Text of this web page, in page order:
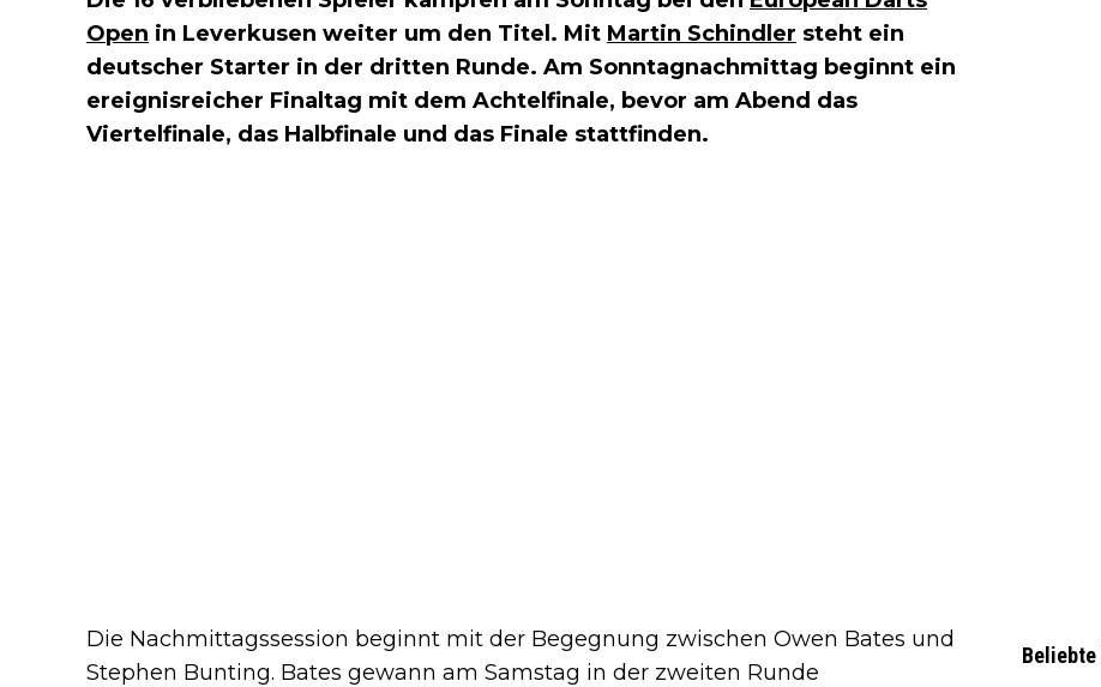
Open in Leverkusen weiter um den Titel. Mit Martin Schindler steht ein
deutscher Starter in der dritten Runde. Am Sonntagnachmittag beginnt ein
ereignisreicher Finaltag mit dem Achtelfinale, bevor am Abend das
Viertelfinale, das Halbfinale und das Finale stattfinden.
Die Nachmittagssession beginnt mit der Begegnung zwischen Owen Bates und
Stephen Bunting. Bates gewann am Samstag in der zweiten Runde